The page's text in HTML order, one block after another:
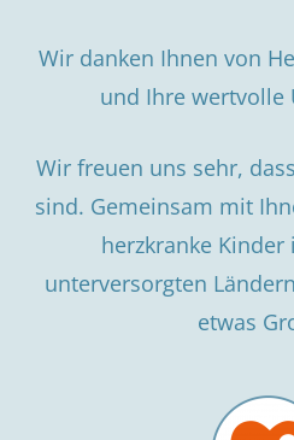
Wir danken Ihnen von
und Ihre wertvolle
Wir freuen uns sehr,
sind. Gemeinsam mit
herzkranke
unterversorgten
etwas